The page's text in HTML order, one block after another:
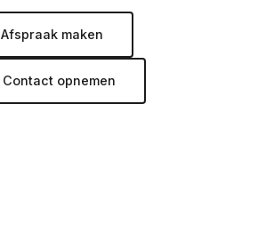
Afspraak maken
Contact opnemen